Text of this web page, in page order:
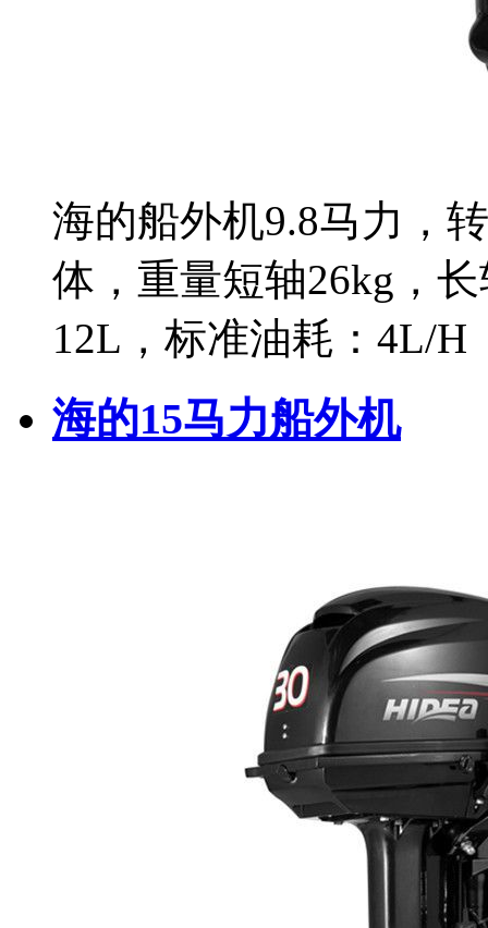
海的船外机9.8马力，
体，重量短轴26kg，
12L，标准油耗：4L/H
海的15马力船外机